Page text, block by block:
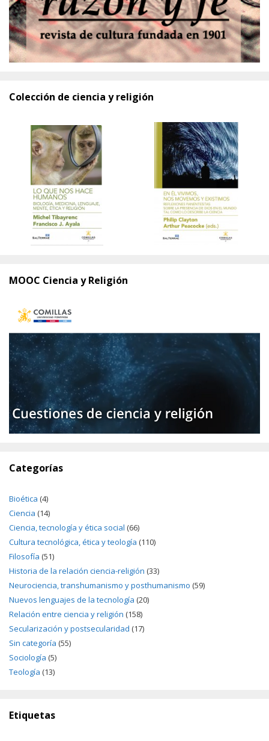
Colección de ciencia y religión
MOOC Ciencia y Religión
Categorías
Bioética (4)
Ciencia (14)
Ciencia, tecnología y ética social (66)
Cultura tecnológica, ética y teología (110)
Filosofía (51)
Historia de la relación ciencia-religión (33)
Neurociencia, transhumanismo y posthumanismo (59)
Nuevos lenguajes de la tecnología (20)
Relación entre ciencia y religión (158)
Secularización y postsecularidad (17)
Sin categoría (55)
Sociología (5)
Teología (13)
Etiquetas